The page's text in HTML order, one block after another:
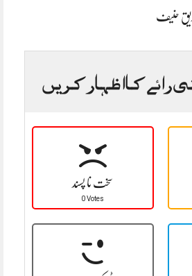
صدیق حنیف
رائے کا اظہار کریں
سخت نا پسند
0 Votes